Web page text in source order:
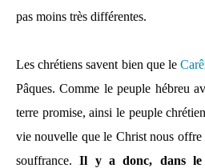
pas moins très différentes.
Les chrétiens savent bien que le
Pâques. Comme le peuple hébreu
terre promise, ainsi le peuple
vie nouvelle que le Christ nous
souffrance.Il y a donc, dans le